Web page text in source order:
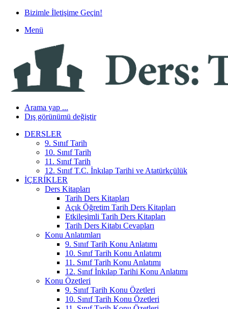
Bizimle İletişime Geçin!
Menü
Arama yap ...
Dış görünümü değiştir
DERSLER
9. Sınıf Tarih
10. Sınıf Tarih
11. Sınıf Tarih
12. Sınıf T.C. İnkılap Tarihi ve Atatürkçülük
İÇERIKLER
Ders Kitapları
Tarih Ders Kitapları
Açık Öğretim Tarih Ders Kitapları
Etkileşimli Tarih Ders Kitapları
Tarih Ders Kitabı Cevapları
Konu Anlatımları
9. Sınıf Tarih Konu Anlatımı
10. Sınıf Tarih Konu Anlatımı
11. Sınıf Tarih Konu Anlatımı
12. Sınıf İnkılap Tarihi Konu Anlatımı
Konu Özetleri
9. Sınıf Tarih Konu Özetleri
10. Sınıf Tarih Konu Özetleri